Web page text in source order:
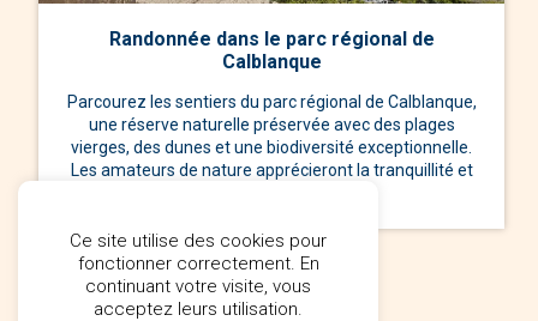
Randonnée dans le parc régional de
Calblanque
Parcourez les sentiers du parc régional de Calblanque,
une réserve naturelle préservée avec des plages
vierges, des dunes et une biodiversité exceptionnelle.
Les amateurs de nature apprécieront la tranquillité et
Ce site utilise des cookies pour
fonctionner correctement. En
continuant votre visite, vous
acceptez leurs utilisation.